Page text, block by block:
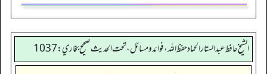
الشيخ حافط عبدالستار الحماد حفظ الله، فوائد و مسائل، تحت الحديث صحيح بخاري:1037